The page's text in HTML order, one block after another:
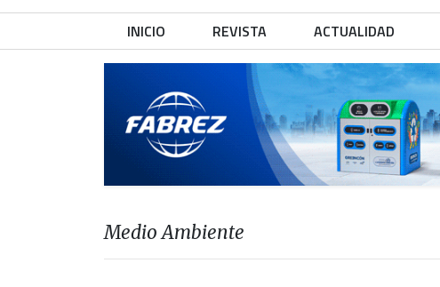
INICIO REVISTA ACTUALIDAD
Medio Ambiente